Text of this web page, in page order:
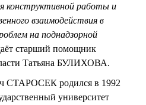
конструктивной работы и
взаимодействия в
на поднадзорной
старший помощник
Татьяна БУЛИХОВА.
СТАРОСЕК родился в 1992
университет